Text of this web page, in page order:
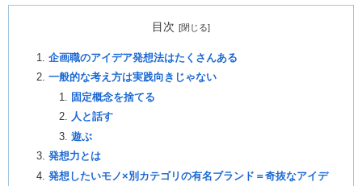
目次
企画職のアイデア発想法はたくさんある
一般的な考え方は実践向きじゃない
固定概念を捨てる
人と話す
遊ぶ
発想力とは
発想したいモノ×別カテゴリの有名ブランド＝奇抜なアイデ